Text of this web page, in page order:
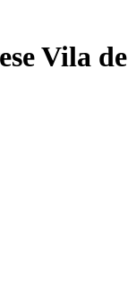
Vila de